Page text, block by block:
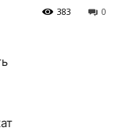
0
383